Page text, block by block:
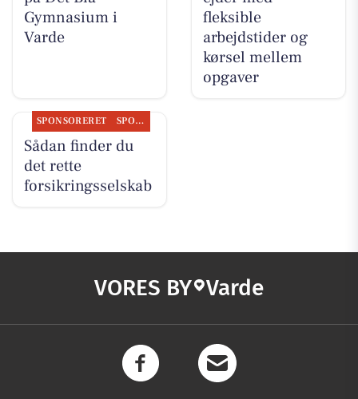
Gymnasium i
Varde
fleksible
arbejdstider og
kørsel mellem
opgaver
SPONSORERET SPONSORERET INDHOLD
Sådan finder du
det rette
forsikringsselskab
VORES BY Varde